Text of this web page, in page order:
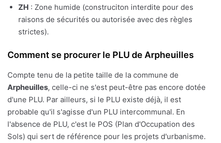
ZH : Zone humide (construciton interdite pour des
raisons de sécurités ou autorisée avec des règles
strictes).
Comment se procurer le PLU de Arpheuilles
Compte tenu de la petite taille de la commune de
Arpheuilles, celle-ci ne s'est peut-être pas encore dotée
d'une PLU. Par ailleurs, si le PLU existe déjà, il est
probable qu'il s'agisse d'un PLU intercommunal. En
l'absence de PLU, c'est le POS (Plan d'Occupation des
Sols) qui sert de référence pour les projets d'urbanisme.